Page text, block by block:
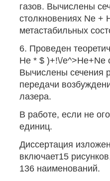
газов. Вычислены
столкновениях Ne +
метастабильных
6. Проведен
Не * $ )+!\/e^>He+Ne
Вычислены сечения
передачи
лазера.
В работе, если не
единиц.
Диссертация
включает15
136 наименований.